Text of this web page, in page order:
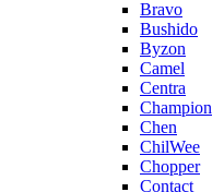
Bravo
Bushido
Byzon
Camel
Centra
Champion
Chen
ChilWee
Chopper
Contact